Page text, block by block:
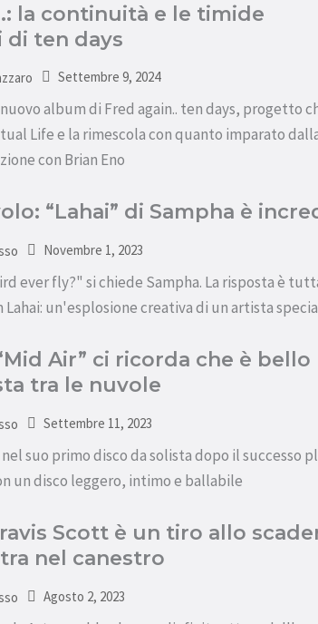
la continuità e le timide
di ten days
Settembre 9, 2024
album di Fred again.. ten days, progetto
Life e la rimescola con quanto imparato
con Brian Eno
“Lahai” di Sampha è
Novembre 1, 2023
ever fly?" si chiede Sampha. La risposta è
un'esplosione creativa di un artista
Air” ci ricorda che è bello
tra le nuvole
Settembre 11, 2023
suo primo disco da solista dopo il successo
un disco leggero, intimo e ballabile
Scott è un tiro allo
nel canestro
Agosto 2, 2023